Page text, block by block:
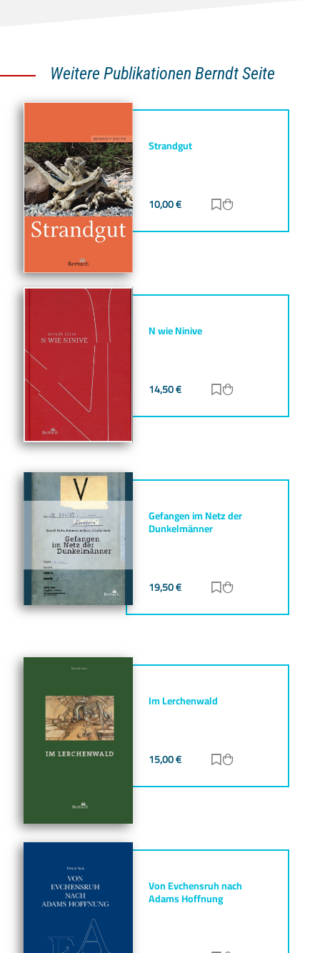
Weitere Publikationen Berndt Seite
Strandgut
10,00€ Zur Merkliste
N wie Ninive
14,50€ Zur Merkliste
Gefangen im Netz der
Dunkelmänner
19,50€ Zur Merkliste
Im Lerchenwald
15,00€ Zur Merkliste
Von Evchensruh nach
Adams Hoffnung